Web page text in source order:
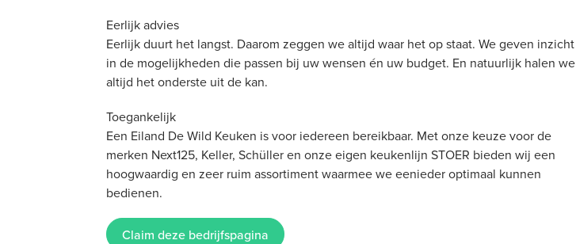
Eerlijk advies
Eerlijk duurt het langst. Daarom zeggen we altijd waar het op staat. We geven inzicht
in de mogelijkheden die passen bij uw wensen én uw budget. En natuurlijk halen we
altijd het onderste uit de kan.
Toegankelijk
Een Eiland De Wild Keuken is voor iedereen bereikbaar. Met onze keuze voor de
merken Next125, Keller, Schüller en onze eigen keukenlijn STOER bieden wij een
hoogwaardig en zeer ruim assortiment waarmee we eenieder optimaal kunnen
bedienen.
Claim deze bedrijfspagina